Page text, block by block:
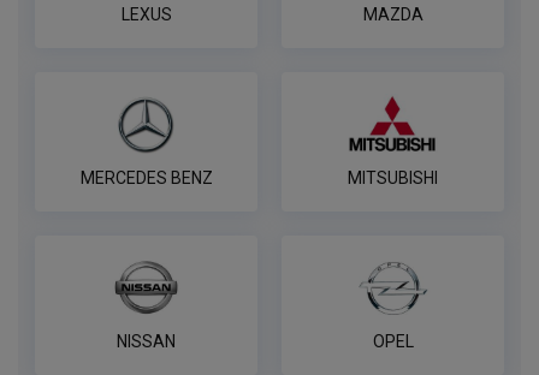
7-контактная розетка Brink
ПОД ЗАКАЗ ОТ 14 ДНЕЙ
по запросу
Розетка WESTFALIA 7-pin,
универсальная
LEXUS MAZDA
MERCEDES BENZ MITSUBISHI
NISSAN OPEL